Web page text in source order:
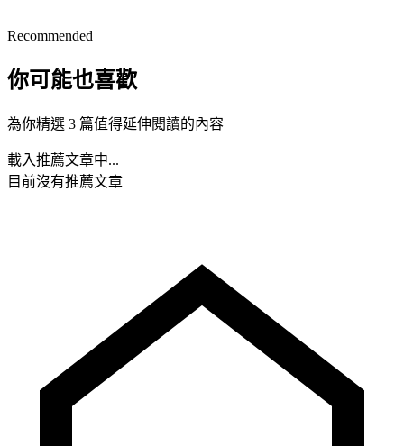
Recommended
你可能也喜歡
為你精選 3 篇值得延伸閱讀的內容
載入推薦文章中...
目前沒有推薦文章